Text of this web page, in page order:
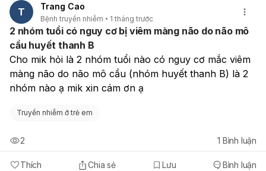
T Trang Cao
Bệnh truyền nhiễm 1 tháng trước
2 nhóm tuổi có nguy cơ bị viêm màng não do não mô
cầu huyết thanh B
Cho mik hỏi là 2 nhóm tuổi nào có nguy cơ mắc viêm
màng não do não mô cầu (nhóm huyết thanh B) là 2
nhóm nào ạ mik xin cám ơn ạ
Truyền nhiễm ở trẻ em
Thích Chia sẻ Lưu Bình luận
2 1 Bình luận